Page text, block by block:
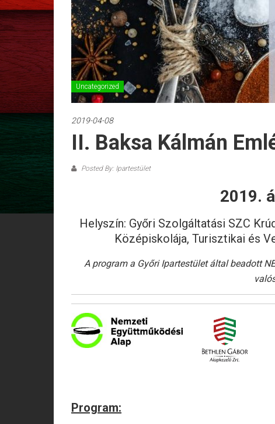
Uncategorized
2019-04-08
II. Baksa Kálmán
Posted By: Ipartestület
2019.
Helyszín: Győri Szolgáltatási SZC
Középiskolája, Turisztikai és
A program a Győri Ipartestület által beadott
Program: